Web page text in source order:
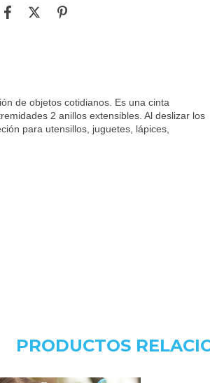
de objetos cotidianos. Es una cinta
2 anillos extensibles. Al deslizar los
para utensillos, juguetes, lápices,
PRODUCTOS